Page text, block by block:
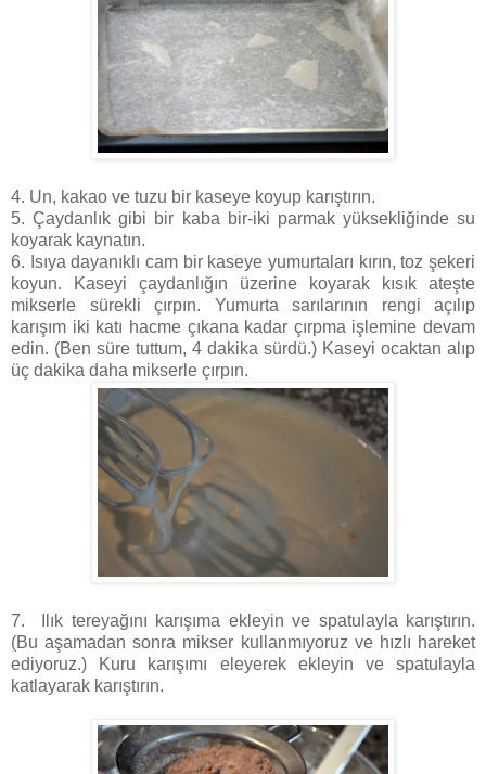
4. Un, kakao ve tuzu bir kaseye koyup karıştırın.
5. Çaydanlık gibi bir kaba bir-iki parmak yüksekliğinde su
koyarak kaynatın.
6. Isıya dayanıklı cam bir kaseye yumurtaları kırın, toz şekeri
koyun. Kaseyi çaydanlığın üzerine koyarak kısık ateşte
mikserle sürekli çırpın. Yumurta sarılarının rengi açılıp
karışım iki katı hacme çıkana kadar çırpma işlemine devam
edin. (Ben süre tuttum, 4 dakika sürdü.) Kaseyi ocaktan alıp
üç dakika daha mikserle çırpın.
7. Ilık tereyağını karışıma ekleyin ve spatulayla karıştırın.
(Bu aşamadan sonra mikser kullanmıyoruz ve hızlı hareket
ediyoruz.) Kuru karışımı eleyerek ekleyin ve spatulayla
katlayarak karıştırın.